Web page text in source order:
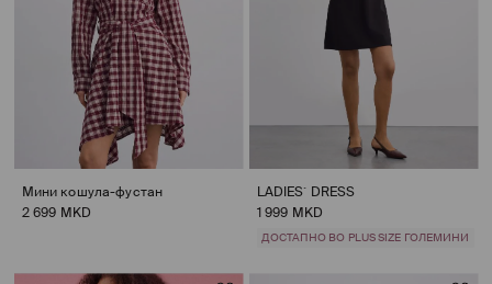
Мини кошула-фустан
2 699 MKD
LADIES` DRESS
1 999 MKD
ДОСТАПНО ВО PLUS SIZE ГОЛЕМИНИ